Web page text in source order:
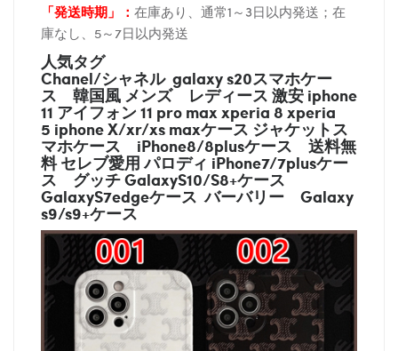
「発送時期 」： 在庫あり、通常1～3日以内発送；在
庫なし、5～7日以内発送
人気タグ
Chanel/シャネル galaxy s20スマホケー
ス 韓国風 メンズ レディース 激安 iphone
11 アイフォン 11 pro max xperia 8 xperia
5 iphone X/xr/xs maxケース ジャケットス
マホケース iPhone8/8plusケース 送料無
料 セレブ愛用 パロディ iPhone7/7plusケー
ス グッチGalaxyS10/S8+ケース
GalaxyS7edgeケース バーバリー Galaxy
s9/s9+ケース